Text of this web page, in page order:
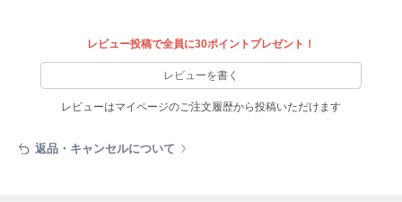
emmi atelier
emmi yoga
レビュー投稿で全員に30ポイントプレゼント！
レビューを書く
レビューはマイページのご注文履歴から投稿いただけます
返品・キャンセルについて